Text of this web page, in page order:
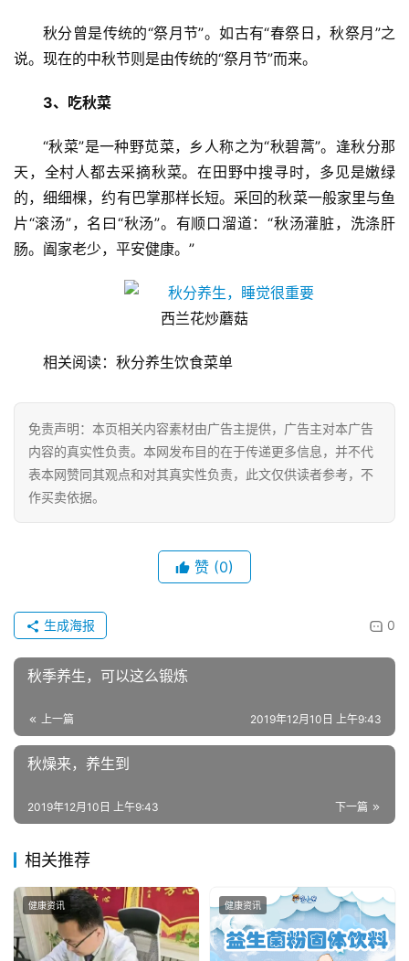
首
资
讯
财
技
经
济
联
乐
综
艺
房
家
母
婴
秋分曾是传统的“祭月节”。如古有“春祭日，秋祭月”之
说。现在的中秋节则是由传统的“祭月节”而来。
3、吃秋菜
“秋菜”是一种野苋菜，乡人称之为“秋碧蒿”。逢秋分那
天，全村人都去采摘秋菜。在田野中搜寻时，多见是嫩绿
的，细细棵，约有巴掌那样长短。采回的秋菜一般家里与鱼
片“滚汤”，名曰“秋汤”。有顺口溜道：“秋汤灌脏，洗涤肝
肠。阖家老少，平安健康。”
西兰花炒蘑菇
相关阅读：秋分养生饮食菜单
免责声明：本页相关内容素材由广告主提供，广告主对本广告
内容的真实性负责。本网发布目的在于传递更多信息，并不代
表本网赞同其观点和对其真实性负责，此文仅供读者参考，不
作买卖依据。
赞 (0)
0
生成海报
秋季养生，可以这么锻炼
上一篇 2019年12月10日 上午9:43
秋燥来，养生到
下一篇
2019年12月10日 上午9:43
相关推荐
健康资讯 健康资讯